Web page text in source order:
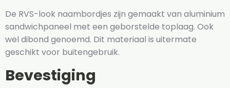
De RVS-look naambordjes zijn gemaakt van aluminium
sandwichpaneel met een geborstelde toplaag. Ook
wel dibond genoemd. Dit materiaal is uitermate
geschikt voor buitengebruik.
Bevestiging